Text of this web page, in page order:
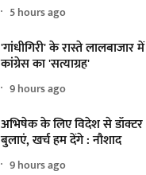
5 hours ago
'गांधीगिरी' के रास्ते लालबाजार में
कांग्रेस का 'सत्याग्रह'
9 hours ago
अभिषेक के लिए विदेश से डॉक्टर
बुलाएं, खर्च हम देंगे : नौशाद
9 hours ago